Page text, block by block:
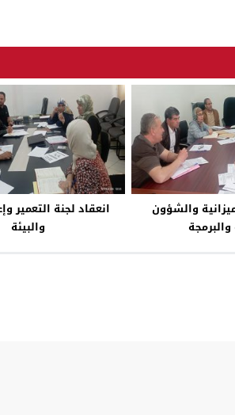
والشؤون
والبرمجة
انعقاد لجنة التعمير
والبيئة